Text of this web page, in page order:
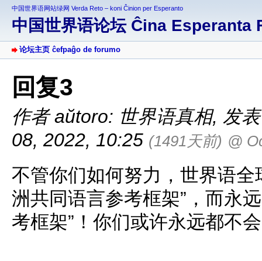
中国世界语网站绿网 Verda Reto – koni Ĉinion per Esperanto
中国世界语论坛 Ĉina Esperanta
论坛主页 ĉefpaĝo de forumo
回复3
作者 aŭtoro: 世界语真相, 发
08, 2022, 10:25 (1491天前) @
不管你们如何努力，世界语全
洲共同语言参考框架”，而永
考框架”！你们或许永远都不